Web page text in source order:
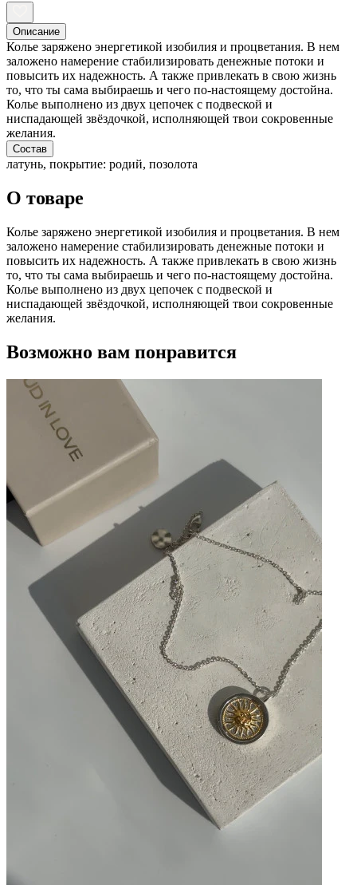
Описание
Колье заряжено энергетикой изобилия и процветания. В нем
заложено намерение стабилизировать денежные потоки и
повысить их надежность. А также привлекать в свою жизнь
то, что ты сама выбираешь и чего по-настоящему достойна.
Колье выполнено из двух цепочек с подвеской и
ниспадающей звёздочкой, исполняющей твои сокровенные
желания.
Состав
латунь, покрытие: родий, позолота
О товаре
Колье заряжено энергетикой изобилия и процветания. В нем
заложено намерение стабилизировать денежные потоки и
повысить их надежность. А также привлекать в свою жизнь
то, что ты сама выбираешь и чего по-настоящему достойна.
Колье выполнено из двух цепочек с подвеской и
ниспадающей звёздочкой, исполняющей твои сокровенные
желания.
Возможно вам понравится